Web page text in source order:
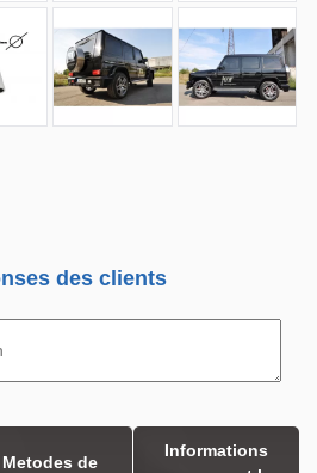
des clients
Metodes de
Informations